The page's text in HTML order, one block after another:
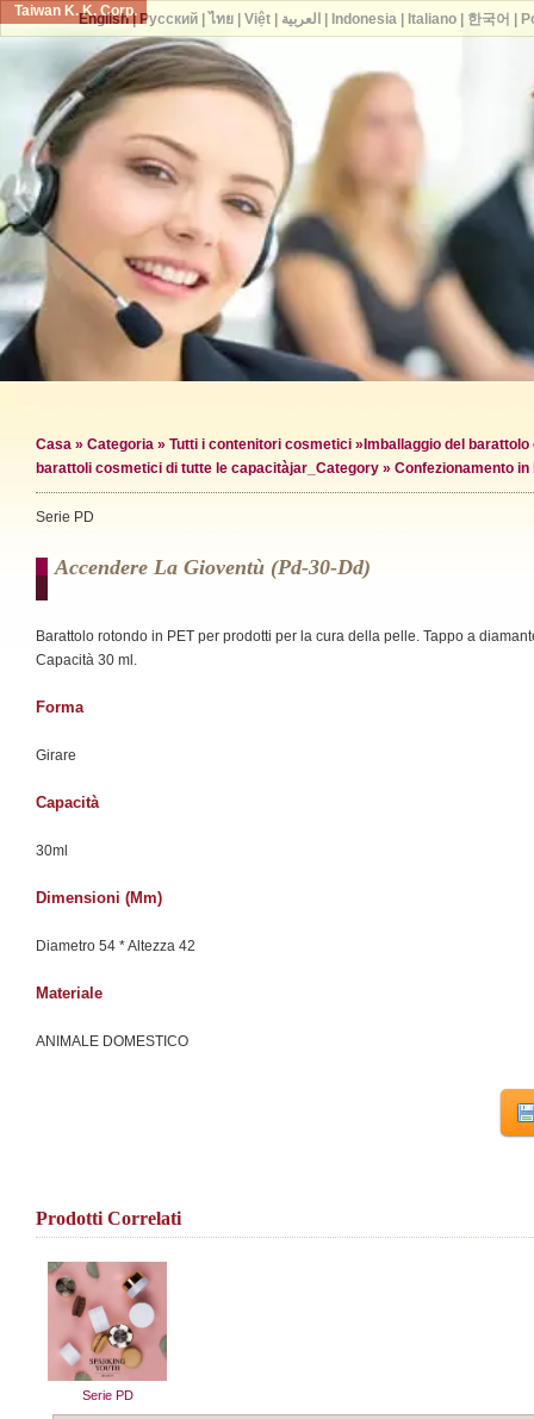
Taiwan K. K. Corp.
Casa » Categoria » Tutti i contenitori cosmetici » Imballaggio del
barattoli cosmetici di tutte le capacitàjar_Category » Confezionamento
Serie PD
Accendere La Gioventù (pd-30-Dd)
Barattolo rotondo in PET per prodotti per la cura della pelle. Tappo a
Capacità 30 ml.
Forma
Girare
Capacità
30ml
Dimensioni (mm)
Diametro 54 * Altezza 42
Materiale
ANIMALE DOMESTICO
Prodotti Correlati
Serie PD
English| Русский| ไทย| Việt| العربية Indonesia| Italiano| 한국어